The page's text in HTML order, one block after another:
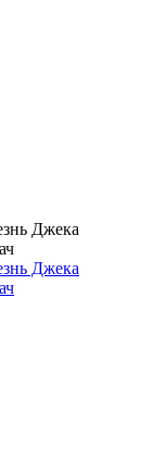
Джека
Джека